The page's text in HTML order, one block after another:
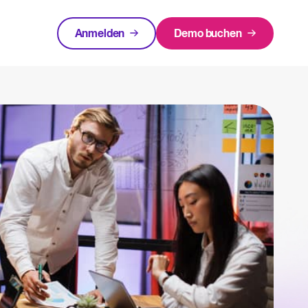
Recruiting per WhatsApp: So
geht's smart
Lesen
Anmelden Demo buchen
rund um Recruiting-Themen.
ist es wichtigt und wie kann ein ATS helfen, eine erfolgreiche Strategie
zu bewerten und zu nutzen.
Login